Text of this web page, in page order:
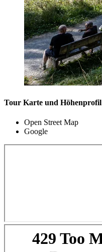
Tour Karte und Höhenprofil
Open Street Map
Google